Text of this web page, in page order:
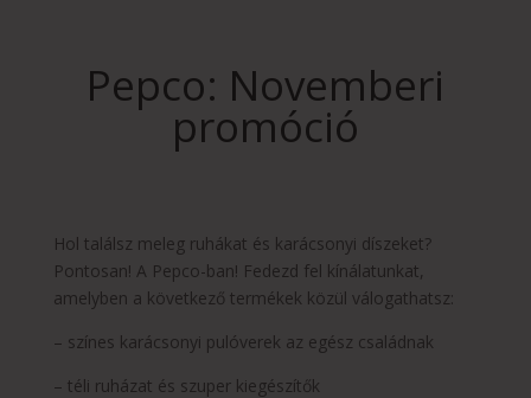
Pepco: Novemberi
promóció
Hol találsz meleg ruhákat és karácsonyi díszeket?
Pontosan! A Pepco-ban! Fedezd fel kínálatunkat,
amelyben a következő termékek közül válogathatsz:
– színes karácsonyi pulóverek az egész családnak
– téli ruházat és szuper kiegészítők